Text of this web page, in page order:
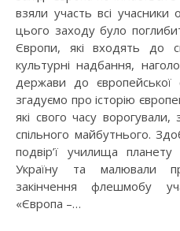
взяли участь всі
цього заходу було
Європи, які входять до
культурні надбання,
держави до європейської
згадуємо про історію
які свого часу
спільного майбутнього.
подвір’ї училища
Україну та малювали
закінчення флешмобу
«Європа –…